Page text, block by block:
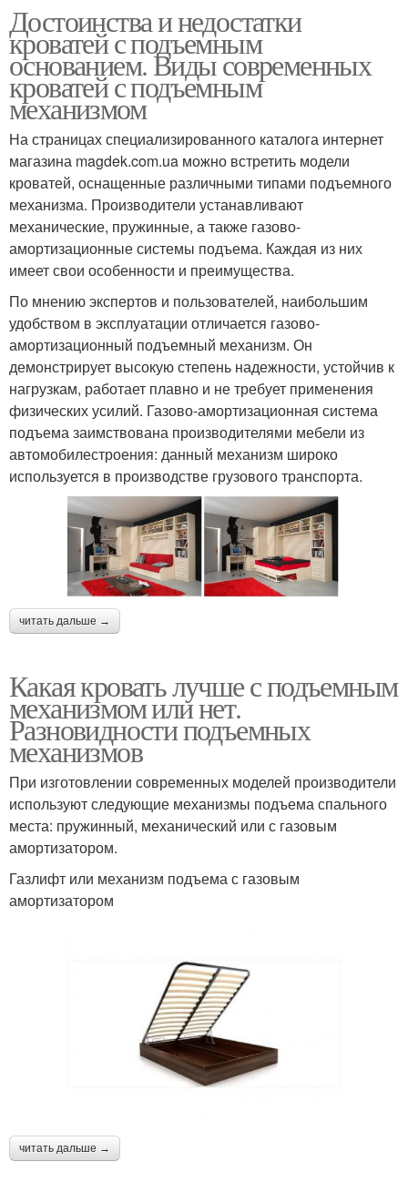
Достоинства и недостатки
кроватей с подъемным
основанием. Виды современных
кроватей с подъемным
механизмом
На страницах специализированного каталога интернет
магазина magdek.com.ua можно встретить модели
кроватей, оснащенные различными типами подъемного
механизма. Производители устанавливают
механические, пружинные, а также газово-
амортизационные системы подъема. Каждая из них
имеет свои особенности и преимущества.
По мнению экспертов и пользователей, наибольшим
удобством в эксплуатации отличается газово-
амортизационный подъемный механизм. Он
демонстрирует высокую степень надежности, устойчив к
нагрузкам, работает плавно и не требует применения
физических усилий. Газово-амортизационная система
подъема заимствована производителями мебели из
автомобилестроения: данный механизм широко
используется в производстве грузового транспорта.
читать дальше →
Какая кровать лучше с подъемным
механизмом или нет.
Разновидности подъемных
механизмов
При изготовлении современных моделей производители
используют следующие механизмы подъема спального
места: пружинный, механический или с газовым
амортизатором.
Газлифт или механизм подъема с газовым
амортизатором
читать дальше →